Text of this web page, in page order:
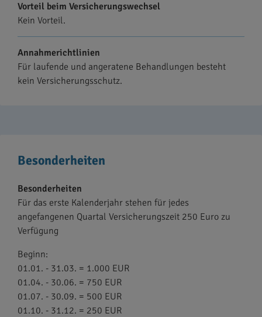
Vorteil beim Versicherungswechsel
Kein Vorteil.
Annahmerichtlinien
Für laufende und angeratene Behandlungen besteht
kein Versicherungsschutz.
Besonderheiten
Besonderheiten
Für das erste Kalenderjahr stehen für jedes
angefangenen Quartal Versicherungszeit 250 Euro zu
Verfügung
Beginn:
01.01. - 31.03. = 1.000 EUR
01.04. - 30.06. = 750 EUR
01.07. - 30.09. = 500 EUR
01.10. - 31.12. = 250 EUR